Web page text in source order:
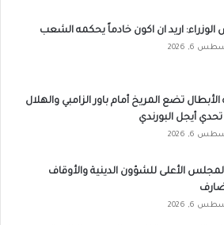
الوزراء: اريد ان اكون خادماً يحكمه الشعب
6, 2026
الأبطال تضع المريخ أمام باور الزامبي والهلال
تحدي أيجل البورندي
6, 2026
الأعلى للشؤون الدينية والأوقاف
6, 2026